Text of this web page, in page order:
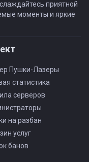
приятной
моменты и яркие
Пушки-Лазеры
статистика
серверов
на разбан
услуг
банов